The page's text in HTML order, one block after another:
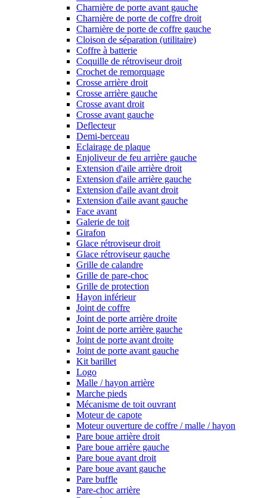
Charnière de porte avant gauche
Charnière de porte de coffre droit
Charnière de porte de coffre gauche
Cloison de séparation (utilitaire)
Coffre à batterie
Coquille de rétroviseur droit
Crochet de remorquage
Crosse arrière droit
Crosse arrière gauche
Crosse avant droit
Crosse avant gauche
Deflecteur
Demi-berceau
Eclairage de plaque
Enjoliveur de feu arrière gauche
Extension d'aile arrière droit
Extension d'aile arrière gauche
Extension d'aile avant droit
Extension d'aile avant gauche
Face avant
Galerie de toit
Girafon
Glace rétroviseur droit
Glace rétroviseur gauche
Grille de calandre
Grille de pare-choc
Grille de protection
Hayon inférieur
Joint de coffre
Joint de porte arrière droite
Joint de porte arrière gauche
Joint de porte avant droite
Joint de porte avant gauche
Kit barillet
Logo
Malle / hayon arrière
Marche pieds
Mécanisme de toit ouvrant
Moteur de capote
Moteur ouverture de coffre / malle / hayon
Pare boue arrière droit
Pare boue arrière gauche
Pare boue avant droit
Pare boue avant gauche
Pare buffle
Pare-choc arrière